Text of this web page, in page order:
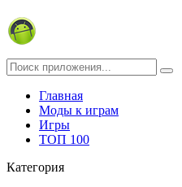
Главная
Моды к играм
Игры
ТОП 100
Категория